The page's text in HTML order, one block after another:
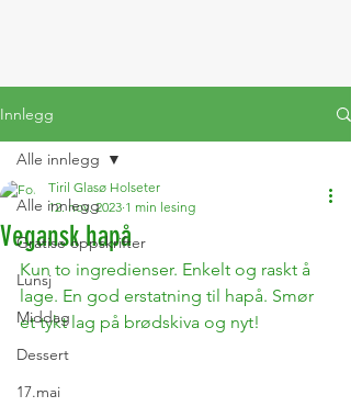
Innlegg
Alle innlegg
Gratise oppskrifter
Lunsj
Middag
Dessert
17.mai
Alle innlegg
Vegansk hapå
Tiril Glasø Holseter
12. nov. 2023 1 min lesing
Kun to ingredienser. Enkelt og raskt å
lage. En god erstatning til hapå. Smør
et tykt lag på brødskiva og nyt!